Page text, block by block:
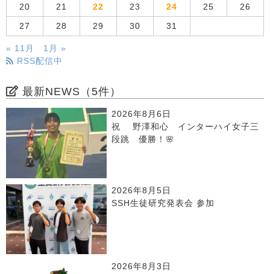
20 21 22 23 24 25 26
27 28 29 30 31
« 11月
1月 »
RSS配信中
最新NEWS（5件）
2026年8月6日
祝 野澤和心 インターハイ女子三
段跳 優勝！🌸
2026年8月5日
SSH生徒研究発表会 参加
2026年8月3日